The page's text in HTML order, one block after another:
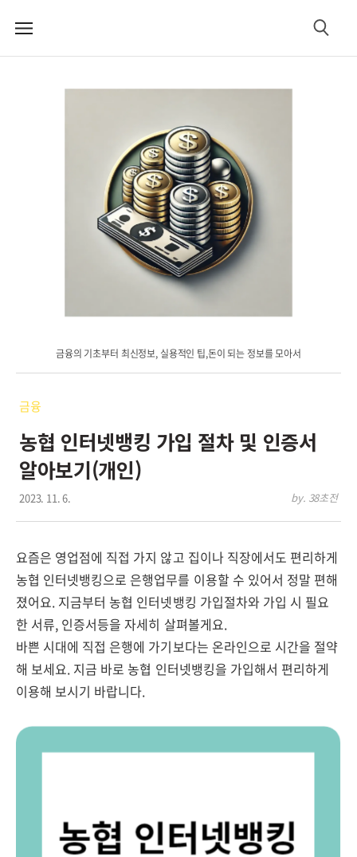
메
검
금융의 기초부터 최신정보, 실용적인 팁,돈이 되는 정보를 모아서
금융
농협 인터넷뱅킹 가입 절차 및 인증서
알아보기(개인)
2023. 11. 6. by. 38초전
요즘은 영업점에 직접 가지 않고 집이나 직장에서도 편리하게
농협 인터넷뱅킹으로 은행업무를 이용할 수 있어서 정말 편해
졌어요. 지금부터 농협 인터넷뱅킹 가입절차와 가입 시 필요
한 서류, 인증서등을 자세히 살펴볼게요.
바쁜 시대에 직접 은행에 가기보다는 온라인으로 시간을 절약
해 보세요. 지금 바로 농협 인터넷뱅킹을 가입해서 편리하게
이용해 보시기 바랍니다.